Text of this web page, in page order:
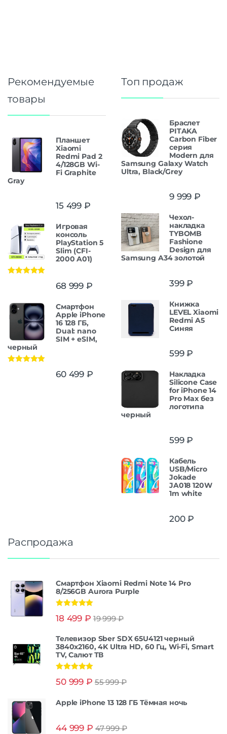
Рекомендуемые
товары
Планшет
Xiaomi
Redmi Pad 2
4/128GB Wi-
Fi Graphite
Gray
15 499 ₽
Игровая
консоль
PlayStation 5
Slim (CFI-
2000 A01)
68 999 ₽
Смартфон
Apple iPhone
16 128 ГБ,
Dual: nano
SIM + eSIM,
черный
60 499 ₽
Топ продаж
Браслет
PITAKA
Carbon Fiber
серия
Modern для
Samsung Galaxy Watch
Ultra, Black/Grey
9 999 ₽
Чехол-
накладка
TYBOMB
Fashione
Design для
Samsung A34 золотой
399₽
Книжка
LEVEL Xiaomi
Redmi A5
Синяя
599₽
Накладка
Silicone Case
for iPhone 14
Pro Max без
логотипа
черный
599₽
Кабель
USB/Micro
Jokade
JA018 120W
1m white
200₽
Распродажа
Смартфон Xiaomi Redmi Note 14 Pro
8/256GB Aurora Purple
из 5
18 499 ₽ 19 999₽
Телевизор Sber SDX 65U4121 черный
3840x2160, 4K Ultra HD, 60 Гц, Wi-Fi, Smart
TV, Салют ТВ
из 5
50 999 ₽ 55 999₽
Apple iPhone 13 128 ГБ Тёмная ночь
44 999 ₽ 47 999₽